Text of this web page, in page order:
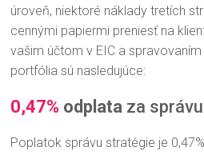
úroveň, niektoré náklady tretích
cennými papiermi preniesť na
vašim účtom v EIC a
portfólia sú nasledujúce:
0,47% odplata za
Poplatok správu stratégie je